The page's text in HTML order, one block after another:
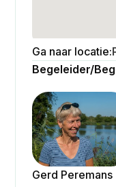
Ga naar locatie:
Begeleider/
Gerd Peremans